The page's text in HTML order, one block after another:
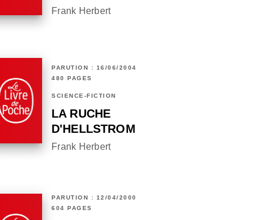
Frank Herbert
PARUTION : 16/06/2004
480 PAGES
SCIENCE-FICTION
LA RUCHE
D'HELLSTROM
Frank Herbert
PARUTION : 12/04/2000
604 PAGES